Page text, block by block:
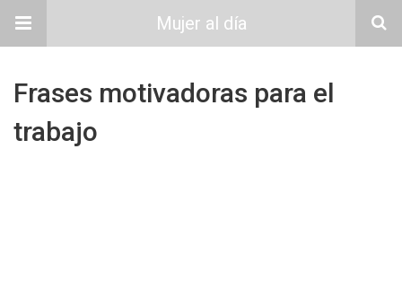
Mujer al día
Frases motivadoras para el
trabajo